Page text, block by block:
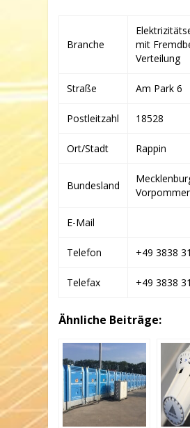
&
CO.
KG
Branche
mit
Verteilung
Straße Am Park 6
Postleitzahl 18528
Ort/Stadt Rappin
Bundesland
E-Mail
Telefon +49 3838
Telefax +49 3838
Ähnliche Beiträge: